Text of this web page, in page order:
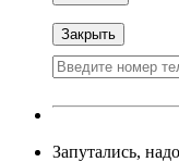
Закрыть
Запутались,